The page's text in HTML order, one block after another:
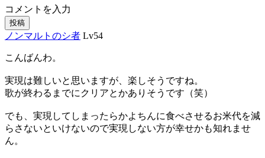
コメントを入力
投稿
ノンマルトのシ者 Lv54
こんばんわ。
実現は難しいと思いますが、楽しそうですね。
歌が終わるまでにクリアとかありそうです（笑）
でも、実現してしまったらかよちんに食べさせるお米代を減
らさないといけないので実現しない方が幸せかも知れませ
ん。